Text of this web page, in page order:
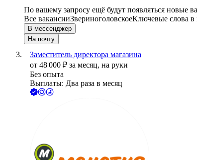
По вашему запросу ещё будут появляться новые
Все вакансииЗвериноголовскоеКлючевые слова в
В мессенджер
На почту
Заместитель директора магазина
от 48 000 ₽ за месяц, на руки
Без опыта
Выплаты: Два раза в месяц